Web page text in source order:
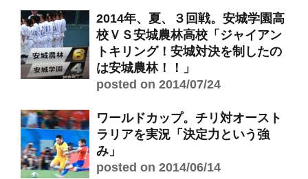
2014年、夏、３回戦。安城学園高
校ＶＳ安城農林高校「ジャイアン
トキリング！安城対決を制したの
は安城農林！！」
posted on 2014/07/24
ワールドカップ。チリ対オースト
ラリアを実況「決定力という強
み」
posted on 2014/06/14